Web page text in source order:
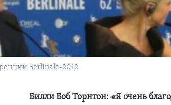
Berlinale-2012
Билли Боб Торнтон: «Я очень